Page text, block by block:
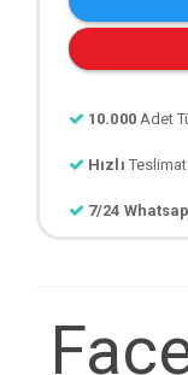
10.000 Adet
Hızlı Teslimat
7/24